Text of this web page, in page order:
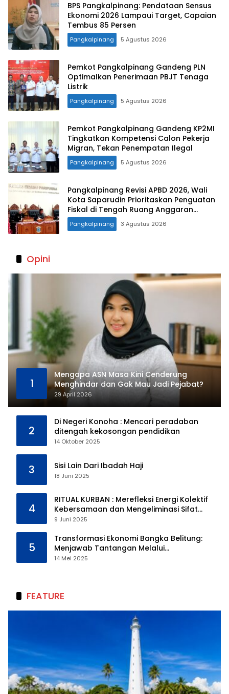
BPS Pangkalpinang: Pendataan Sensus
Ekonomi 2026 Lampaui Target, Capaian
Tembus 85 Persen
Pangkalpinang 5 Agustus 2026
Pemkot Pangkalpinang Gandeng PLN
Optimalkan Penerimaan PBJT Tenaga
Listrik
Pangkalpinang 5 Agustus 2026
Pemkot Pangkalpinang Gandeng KP2MI
Tingkatkan Kompetensi Calon Pekerja
Migran, Tekan Penempatan Ilegal
Pangkalpinang 5 Agustus 2026
Pangkalpinang Revisi APBD 2026, Wali
Kota Saparudin Prioritaskan Penguatan
Fiskal di Tengah Ruang Anggaran
Terbatas
Pangkalpinang 3 Agustus 2026
Opini
1
Mengapa ASN Masa Kini Cenderung
Menghindar dan Gak Mau Jadi Pejabat?
29 April 2026
2
Di Negeri Konoha : Mencari peradaban
ditengah kekosongan pendidikan
14 Oktober 2025
3 Sisi Lain Dari Ibadah Haji
18 Juni 2025
4
RITUAL KURBAN : Merefleksi Energi Kolektif
Kebersamaan dan Mengeliminasi Sifat
Kebinatangan Manusia
9 Juni 2025
5
Transformasi Ekonomi Bangka Belitung:
Menjawab Tantangan Melalui
Pengelolaan Sumber Daya Alam yang
14 Mei 2025
FEATURE